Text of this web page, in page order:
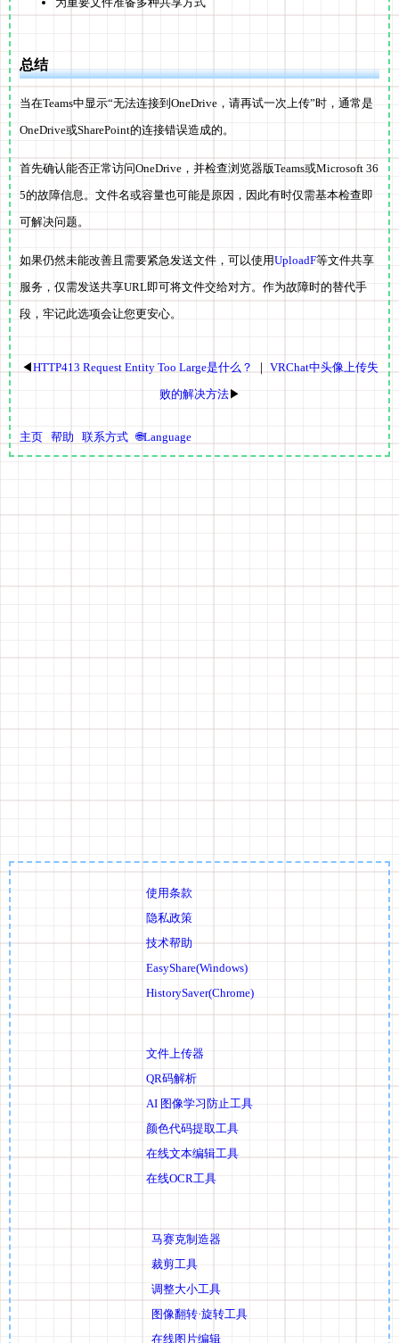
总结
当在Teams中显示“无法连接到OneDrive，请再试一次上传”时，通常是
OneDrive或SharePoint的连接错误造成的。
首先确认能否正常访问OneDrive，并检查浏览器版Teams或Microsoft 36
5的故障信息。文件名或容量也可能是原因，因此有时仅需基本检查即
可解决问题。
如果仍然未能改善且需要紧急发送文件，可以使用UploadF等文件共享
服务，仅需发送共享URL即可将文件交给对方。作为故障时的替代手
段，牢记此选项会让您更安心。
◀HTTP413 Request Entity Too Large是什么？ ｜ VRChat中头像上传失
败的解决方法▶
主页 帮助 联系方式 🌐Language
使用条款
隐私政策
技术帮助
EasyShare(Windows)
HistorySaver(Chrome)
文件上传器
QR码解析
AI 图像学习防止工具
颜色代码提取工具
在线文本编辑工具
在线OCR工具
马赛克制造器
裁剪工具
调整大小工具
图像翻转·旋转工具
在线图片编辑